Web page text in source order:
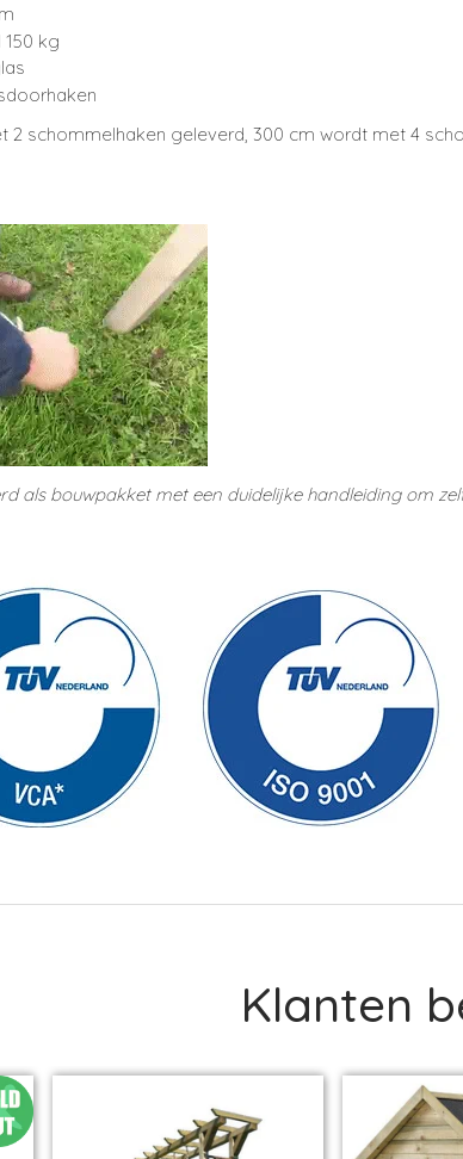
kg
2 schommelhaken geleverd, 300 cm wordt met 4
als bouwpakket met een duidelijke handleiding om
Klanten